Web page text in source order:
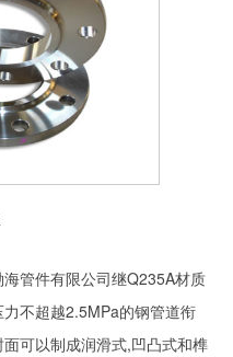
管件有限公司继Q235A材质
不超越2.5MPa的钢管道衔
可以制成润滑式,凹凸式和榫